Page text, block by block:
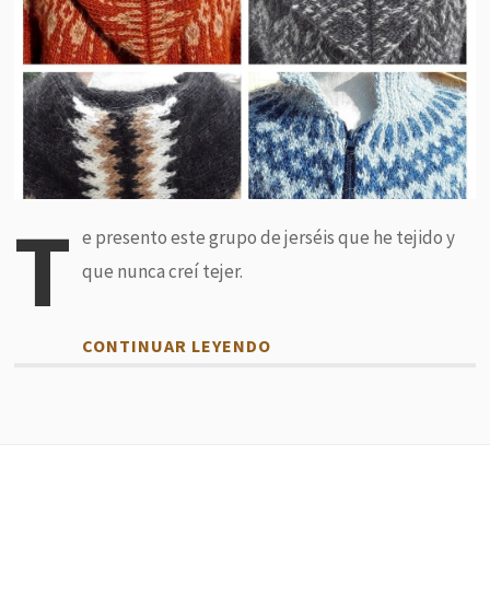
T e presento este grupo de jerséis que he tejido y
que nunca creí tejer.
CONTINUAR LEYENDO